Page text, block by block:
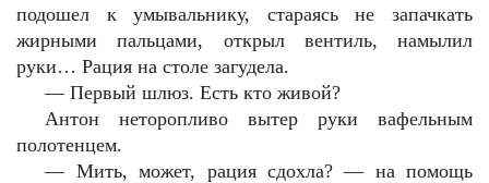
подошел к умывальнику, стараясь не запачкать
жирными пальцами, открыл вентиль, намылил
руки… Рация на столе загудела.
—Первый шлюз. Есть кто живой?
Антон неторопливо вытер руки вафельным
полотенцем.
— Мить, может, рация сдохла? — на помощь